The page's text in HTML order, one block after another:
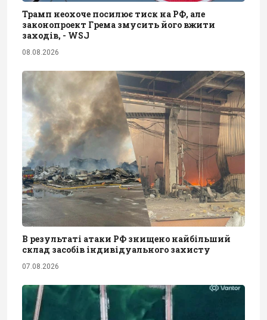
Трамп неохоче посилює тиск на РФ, але
законопроект Грема змусить його вжити
заходів, - WSJ
08.08.2026
В результаті атаки РФ знищено найбільший
склад засобів індивідуального захисту
07.08.2026